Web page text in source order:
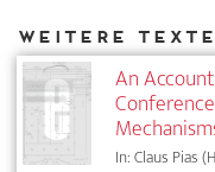
An
In: Claus Pias